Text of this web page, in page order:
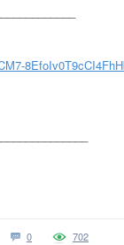
0 702